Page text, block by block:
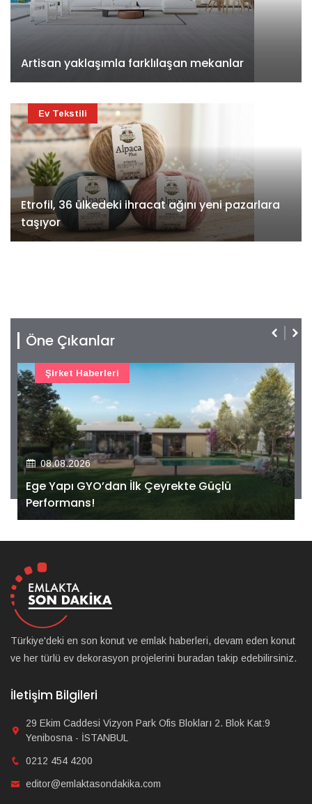
Artisan yaklaşımla farklılaşan mekanlar
Etrofil, 36 ülkedeki ihracat ağını yeni pazarlara
taşıyor
Ev Tekstili
Öne Çıkanlar
08.08.2026
Ege Yapı GYO’dan İlk Çeyrekte Güçlü
Performans!
Şirket Haberleri
Türkiye'deki en son konut ve emlak haberleri, devam eden konut
ve her türlü ev dekorasyon projelerini buradan takip edebilirsiniz.
İletişim Bilgileri
29 Ekim Caddesi Vizyon Park Ofis Blokları 2. Blok Kat:9
Yenibosna - İSTANBUL
0212 454 4200
editor@emlaktasondakika.com